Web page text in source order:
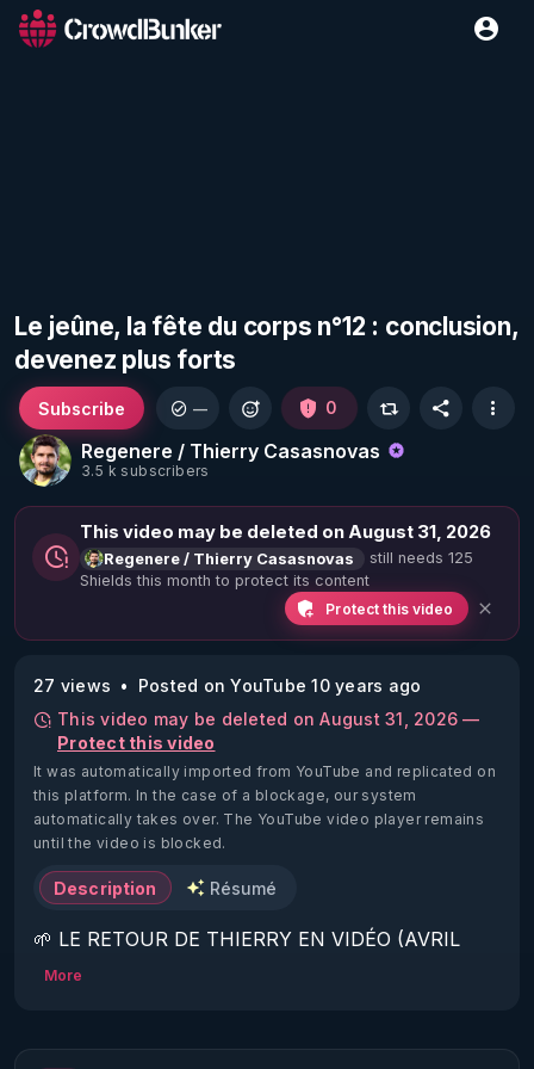
Le jeûne, la fête du corps n°12 : conclusion,
devenez plus forts
Regenere / Thierry Casasnovas
3.5 k subscribers
Subscribe — 0
This video may be deleted on August 31, 2026
Regenere / Thierry Casasnovas
still needs 125
Shields this month to protect its content
Protect this video
27 views
Posted on YouTube 10 years ago
This video may be deleted on August 31, 2026 —
Protect this video
It was automatically imported from YouTube and replicated on
this platform. In the case of a blockage, our system
automatically takes over. The YouTube video player remains
until the video is blocked.
Description Résumé
🌱 LE RETOUR DE THIERRY EN VIDÉO (AVRIL
2022)!
https://www.rgnr.fr/presentation.html
More